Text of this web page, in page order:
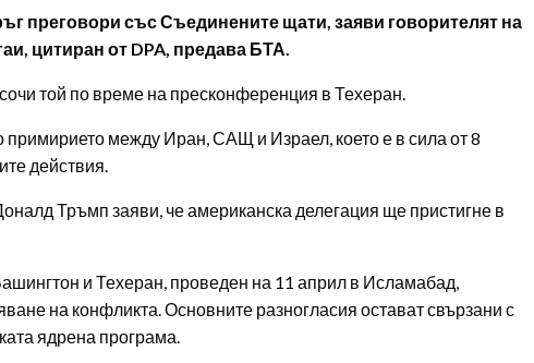
преговори със Съединените щати, заяви говорителят на
цитиран от DPA, предава БТА.
той по време на пресконференция в Техеран.
примирието между Иран, САЩ и Израел, което е в сила от 8
действия.
Тръмп заяви, че американска делегация ще пристигне в
и Техеран, проведен на 11 април в Исламабад,
на конфликта. Основните разногласия остават свързани с
ядрена програма.